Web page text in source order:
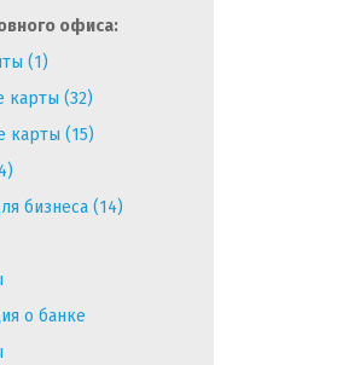
офиса:
(1)
карты (32)
карты (15)
бизнеса (14)
о банке